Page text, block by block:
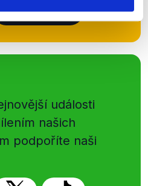
WhatsApp
události
našich
podpoříte naši